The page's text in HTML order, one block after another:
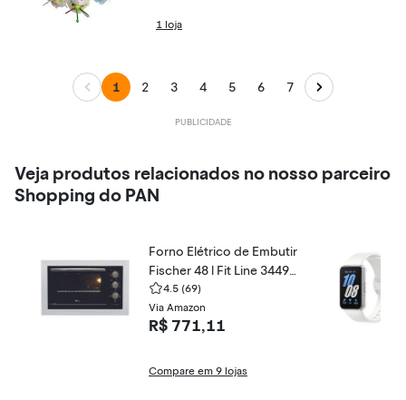
1 loja
1 2 3 4 5 6 7
Veja produtos relacionados no nosso parceiro
Shopping do PAN
Forno Elétrico de Embutir
Fischer 48 l Fit Line 34493
-9548
4.5 (69)
Via Amazon
R$ 771,11
Compare em 9 lojas